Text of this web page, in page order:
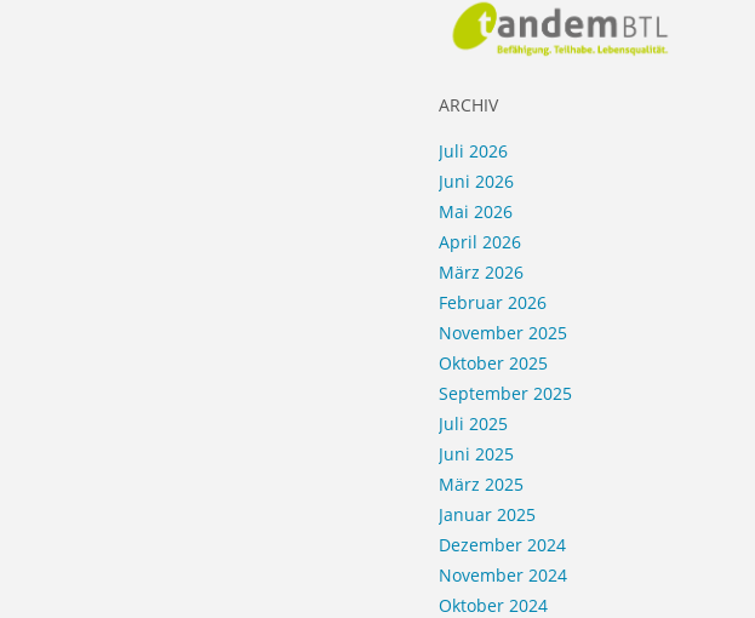
ARCHIV
Juli 2026
Juni 2026
Mai 2026
April 2026
März 2026
Februar 2026
November 2025
Oktober 2025
September 2025
Juli 2025
Juni 2025
März 2025
Januar 2025
Dezember 2024
November 2024
Oktober 2024